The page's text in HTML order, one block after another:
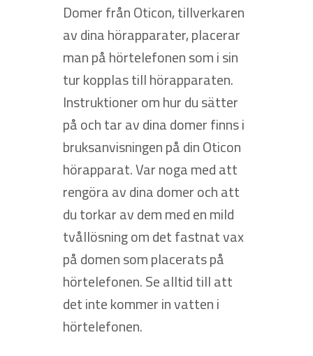
Domer från Oticon, tillverkaren
av dina hörapparater, placerar
man på hörtelefonen som i sin
tur kopplas till hörapparaten.
Instruktioner om hur du sätter
på och tar av dina domer finns i
bruksanvisningen på din Oticon
hörapparat. Var noga med att
rengöra av dina domer och att
du torkar av dem med en mild
tvållösning om det fastnat vax
på domen som placerats på
hörtelefonen. Se alltid till att
det inte kommer in vatten i
hörtelefonen.